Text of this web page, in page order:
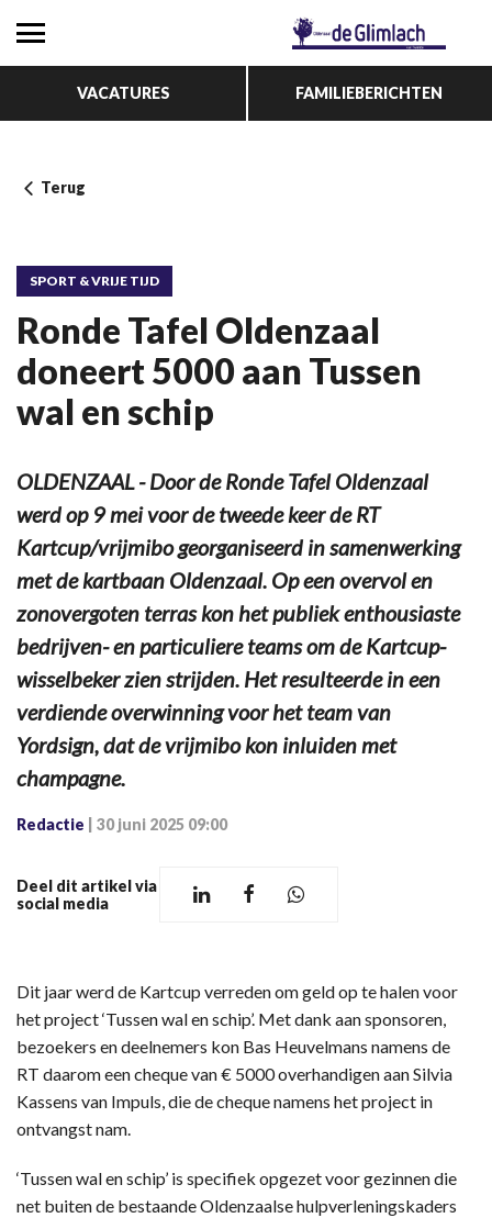
VACATURES FAMILIEBERICHTEN
Terug
SPORT & VRIJE TIJD
Ronde Tafel Oldenzaal
doneert 5000 aan Tussen
wal en schip
OLDENZAAL - Door de Ronde Tafel Oldenzaal
werd op 9 mei voor de tweede keer de RT
Kartcup/vrijmibo georganiseerd in samenwerking
met de kartbaan Oldenzaal. Op een overvol en
zonovergoten terras kon het publiek enthousiaste
bedrijven- en particuliere teams om de Kartcup-
wisselbeker zien strijden. Het resulteerde in een
verdiende overwinning voor het team van
Yordsign, dat de vrijmibo kon inluiden met
champagne.
Redactie 30 juni 2025 09:00
Deel dit artikel via
social media
Dit jaar werd de Kartcup verreden om geld op te halen voor
het project ‘Tussen wal en schip’. Met dank aan sponsoren,
bezoekers en deelnemers kon Bas Heuvelmans namens de
RT daarom een cheque van € 5000 overhandigen aan Silvia
Kassens van Impuls, die de cheque namens het project in
ontvangst nam.
‘Tussen wal en schip’ is specifiek opgezet voor gezinnen die
net buiten de bestaande Oldenzaalse hulpverleningskaders